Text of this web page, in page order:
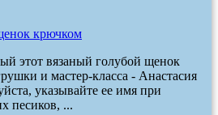
крючком
этот вязаный голубой щенок
и мастер-класса - Анастасия
указывайте ее имя при
песиков, ...